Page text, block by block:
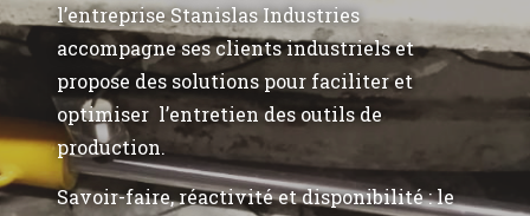
l’entreprise Stanislas Industries
accompagne ses clients industriels et
propose des solutions pour faciliter et
optimiser l’entretien des outils de
production.
Savoir-faire, réactivité et disponibilité : le